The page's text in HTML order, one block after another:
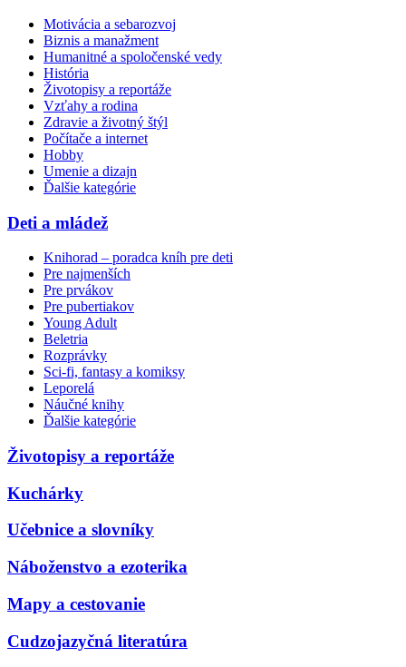
Motivácia a sebarozvoj
Biznis a manažment
Humanitné a spoločenské vedy
História
Životopisy a reportáže
Vzťahy a rodina
Zdravie a životný štýl
Počítače a internet
Hobby
Umenie a dizajn
Ďalšie kategórie
Deti a mládež
Knihorad – poradca kníh pre deti
Pre najmenších
Pre prvákov
Pre pubertiakov
Young Adult
Beletria
Rozprávky
Sci-fi, fantasy a komiksy
Leporelá
Náučné knihy
Ďalšie kategórie
Životopisy a reportáže
Kuchárky
Učebnice a slovníky
Náboženstvo a ezoterika
Mapy a cestovanie
Cudzojazyčná literatúra